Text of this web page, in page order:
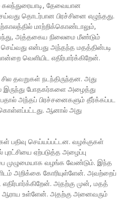
தேவையான
தொடர்பான பிரச்சினை எழுந்தது.
மாற்றிக்கொண்டாலும்,
அத்தகைய நிலைமை மீண்டும்
என்பது அந்தந்த மதத்தின்படி
வெளியிட எதிர்பார்க்கிறேன்.
சில தவறுகள் நடந்திருந்தன. அது
இருந்து போதகர்களை அழைத்து
அந்தப் பிரச்சனைகளும் தீர்க்கப்பட
ஆனால் அது
பதிவு செய்யப்பட்டன. வழக்குகள்
ஏற்படுத்த அழைப்பு
முழுமையாக வழங்க வேண்டும். இந்த
அறிக்கை கோரியுள்ளேன். அவற்றைப்
அதற்கு முன், மதத்
ஆராய உள்ளேன். அதற்கு அனைவரும்